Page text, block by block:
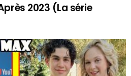
2023 (La série